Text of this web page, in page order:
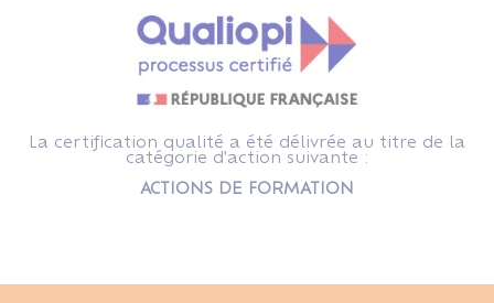
La certification qualité a été délivrée au titre de la
catégorie d'action suivante :
ACTIONS DE FORMATION